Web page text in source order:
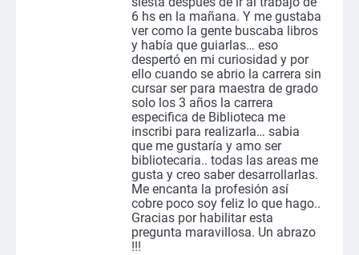
6 hs en la mañana. Y me gustaba
ver como la gente buscaba libros
y había que guiarlas… eso
despertó en mi curiosidad y por
ello cuando se abrio la carrera sin
cursar ser para maestra de grado
solo los 3 años la carrera
especifica de Biblioteca me
inscribi para realizarla… sabia
que me gustaría y amo ser
bibliotecaria.. todas las areas me
gusta y creo saber desarrollarlas.
Me encanta la profesión así
cobre poco soy feliz lo que hago..
Gracias por habilitar esta
pregunta maravillosa. Un abrazo
!!!